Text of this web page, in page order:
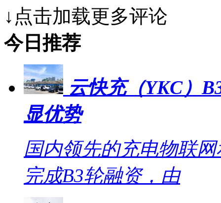
↓点击加载更多评论
今日推荐
云快充（YKC）
显优势
国内领先的充电物联
完成B3轮融资，由